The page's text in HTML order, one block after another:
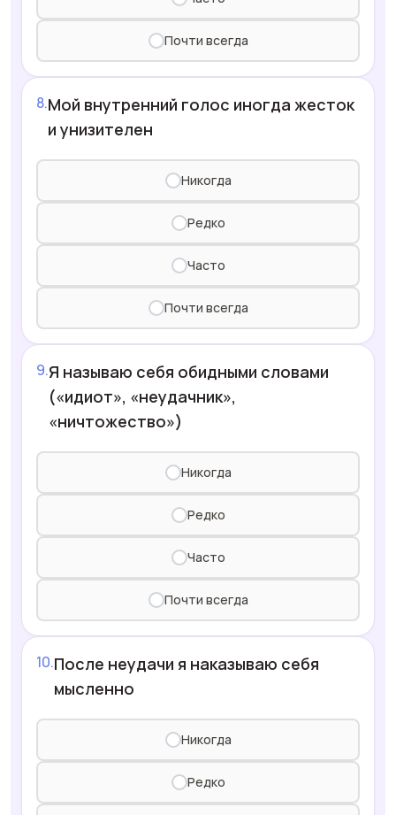
Почти всегда
Мой внутренний голос иногда жесток
и унизителен
Никогда
Редко
Часто
Почти всегда
Я называю себя обидными словами
(«идиот», «неудачник»,
«ничтожество»)
Никогда
Редко
Часто
Почти всегда
После неудачи я наказываю себя
мысленно
Никогда
Редко